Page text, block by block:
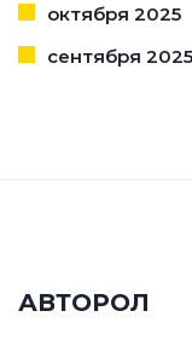
октября 2025
сентября 2025
АВТОРОЛ